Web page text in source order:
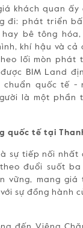
khách quan ấy
đi: phát triển
bê tông
khí hậu và cả
lối mòn phát
BIM Land
chuẩn quốc tế -
là một phần
quốc tế tại
sự tiếp nối
đuổi suốt
vững, mang
sự đồng hành